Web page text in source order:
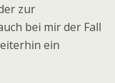
zur
bei mir der Fall
ein